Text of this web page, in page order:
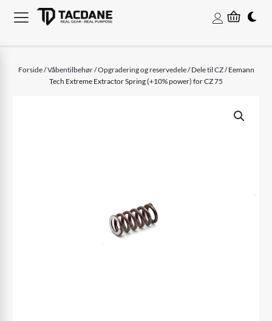
Forside/Våbentilbehør/Opgradering og reservedele/Dele til CZ/ Eemann
Tech Extreme Extractor Spring (+10% power) for CZ 75